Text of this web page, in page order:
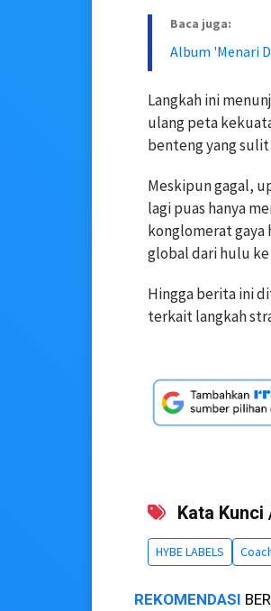
Baca juga:
Album 'Menari
Langkah ini
ulang peta
benteng yang
Meskipun gagal,
lagi puas hanya
konglomerat
global dari hulu ke
Hingga berita ini
terkait langkah
Kata Kunci
HYBE LABELS
REKOMENDASI